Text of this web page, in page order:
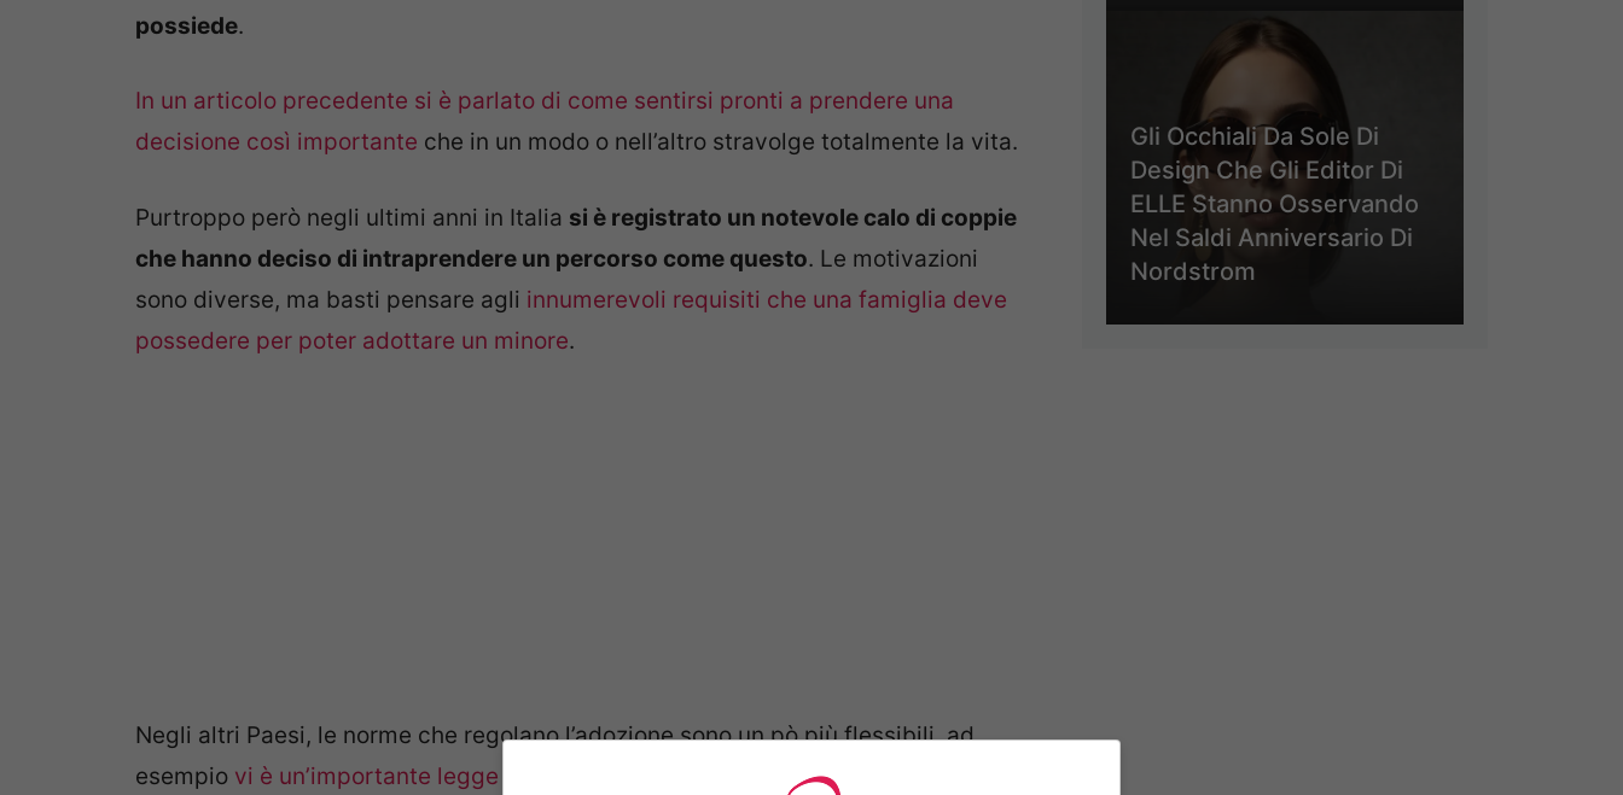
possiede.
In un articolo precedente si è parlato di come sentirsi pronti a prendere una
decisione così importante che in un modo o nell’altro stravolge totalmente la vita.
Purtroppo però negli ultimi anni in Italia si è registrato un notevole calo di coppie
che hanno deciso di intraprendere un percorso come questo. Le motivazioni
sono diverse, ma basti pensare agli innumerevoli requisiti che una famiglia deve
possedere per poter adottare un minore.
Negli altri Paesi, le norme che regolano l’adozione sono un pò più flessibili, ad
esempio vi è un’importante legge come quella dell’adozione aperta
Gli Occhiali Da Sole Di
Design Che Gli Editor Di
ELLE Stanno Osservando
Nel Saldi Anniversario Di
Nordstrom